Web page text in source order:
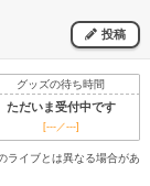
投稿
グッズの待ち時間
ただいま受付中です
[---／---]
ライブとは異なる場合があ